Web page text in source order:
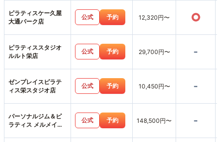
ピラティスケー久屋
大通パーク店
公式 予約 12,320円〜 ○
ピラティススタジオ
ルルト栄店
公式 予約 29,700円〜 -
ゼンプレイスピラテ
ィス栄スタジオ店
公式 予約 10,450円〜 -
パーソナルジム＆ピ
ラティス メルメイク
公式 予約 148,500円〜 -